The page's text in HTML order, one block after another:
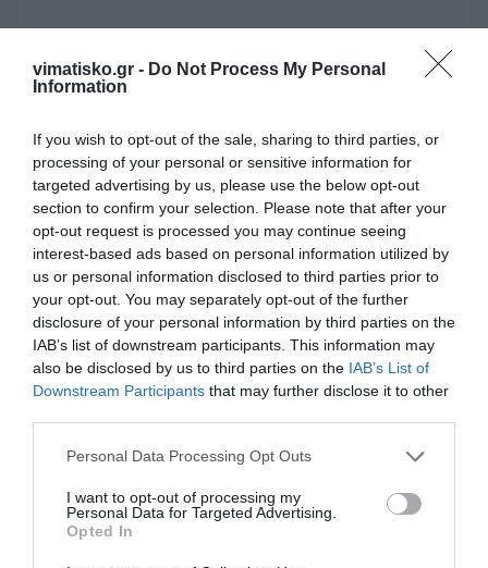
vimatisko.gr - Do Not Process My Personal
Information
If you wish to opt-out of the sale, sharing to third parties, or
processing of your personal or sensitive information for
targeted advertising by us, please use the below opt-out
section to confirm your selection. Please note that after your
opt-out request is processed you may continue seeing
interest-based ads based on personal information utilized by
us or personal information disclosed to third parties prior to
your opt-out. You may separately opt-out of the further
disclosure of your personal information by third parties on the
IAB’s list of downstream participants. This information may
also be disclosed by us to third parties on the IAB’s List of
Downstream Participants that may further disclose it to other
Personal Data Processing Opt Outs
I want to opt-out of processing my
Personal Data for Targeted Advertising.
Opted In
Πρόσθεσε ένα σχόλιο
ΤΙΤΛΟΣ
ΣΧΟΛΙΟ